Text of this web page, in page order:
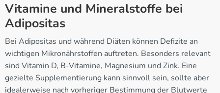
Vitamine und Mineralstoffe bei
Adipositas
Bei Adipositas und während Diäten können Defizite an
wichtigen Mikronährstoffen auftreten. Besonders relevant
sind Vitamin D, B-Vitamine, Magnesium und Zink. Eine
gezielte Supplementierung kann sinnvoll sein, sollte aber
idealerweise nach vorheriger Bestimmung der Blutwerte